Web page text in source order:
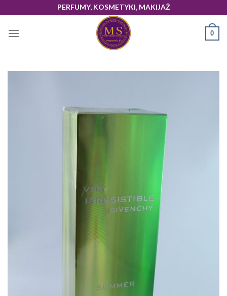
to
content
PERFUMY, KOSMETYKI, MAKIJAŻ
0